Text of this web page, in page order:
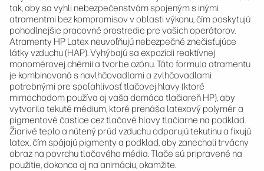
tak, aby sa vyhli nebezpečenstvám spojeným s inými
atramentmi bez kompromisov v oblasti výkonu, čím poskytujú
pohodlnejšie pracovné prostredie pre vašich operátorov.
Atramenty HP Latex neuvoľňujú nebezpečné znečisťujúce
látky vzduchu (HAP). Vyhýbajú sa expozícii reaktívnej
monomérovej chémii a tvorbe ozónu. Táto formula atramentu
je kombinovaná s navlhčovadlami a zvlhčovadlami
potrebnými pre spoľahlivosť tlačovej hlavy (ktoré
mimochodom používa aj vaša domáca tlačiareň HP), aby
vytvorila tekuté médium, ktoré prenáša latexový polymér a
pigmentové častice cez tlačové hlavy tlačiarne na podklad.
Žiarivé teplo a nútený prúd vzduchu odparujú tekutinu a fixujú
latex, čím spájajú pigmenty a podklad, aby zanechali trvácny
obraz na povrchu tlačového média. Tlače sú pripravené na
použitie, dokonca aj na animáciu, okamžite.